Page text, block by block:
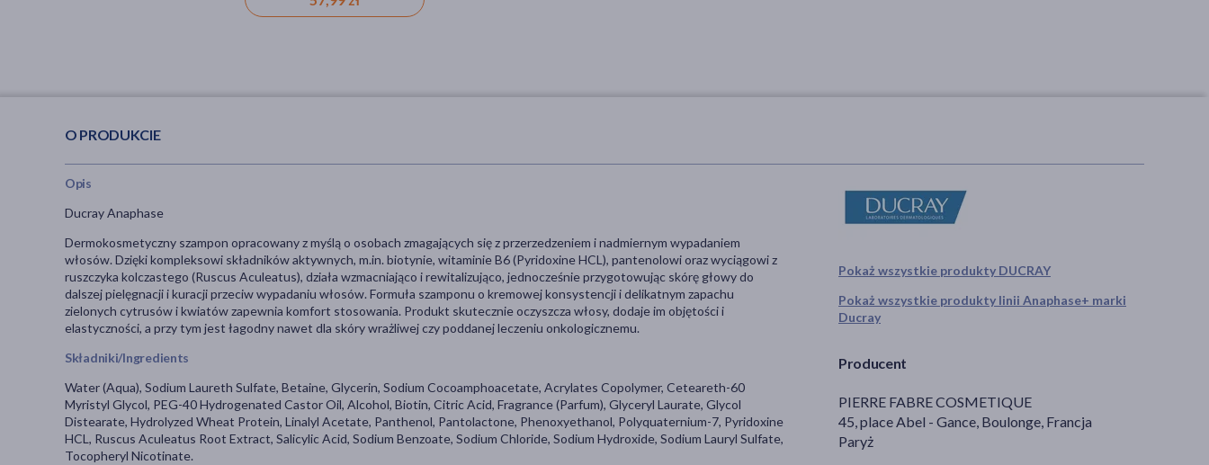
O PRODUKCIE
Pokaż wszystkie produkty DUCRAY
Pokaż wszystkie produkty linii Anaphase+ marki
Ducray
Producent
PIERRE FABRE COSMETIQUE
45, place Abel - Gance, Boulonge, Francja
Paryż
Opis
Ducray Anaphase
Dermokosmetyczny szampon opracowany z myślą o osobach zmagających się z przerzedzeniem i nadmiernym wypadaniem
włosów. Dzięki kompleksowi składników aktywnych, m.in. biotynie, witaminie B6 (Pyridoxine HCL), pantenolowi oraz wyciągowi z
ruszczyka kolczastego (Ruscus Aculeatus), działa wzmacniająco i rewitalizująco, jednocześnie przygotowując skórę głowy do
dalszej pielęgnacji i kuracji przeciw wypadaniu włosów. Formuła szamponu o kremowej konsystencji i delikatnym zapachu
zielonych cytrusów i kwiatów zapewnia komfort stosowania. Produkt skutecznie oczyszcza włosy, dodaje im objętości i
elastyczności, a przy tym jest łagodny nawet dla skóry wrażliwej czy poddanej leczeniu onkologicznemu.
Składniki/Ingredients
Water (Aqua), Sodium Laureth Sulfate, Betaine, Glycerin, Sodium Cocoamphoacetate, Acrylates Copolymer, Ceteareth-60
Myristyl Glycol, PEG-40 Hydrogenated Castor Oil, Alcohol, Biotin, Citric Acid, Fragrance (Parfum), Glyceryl Laurate, Glycol
Distearate, Hydrolyzed Wheat Protein, Linalyl Acetate, Panthenol, Pantolactone, Phenoxyethanol, Polyquaternium-7, Pyridoxine
HCL, Ruscus Aculeatus Root Extract, Salicylic Acid, Sodium Benzoate, Sodium Chloride, Sodium Hydroxide, Sodium Lauryl Sulfate,
Tocopheryl Nicotinate.